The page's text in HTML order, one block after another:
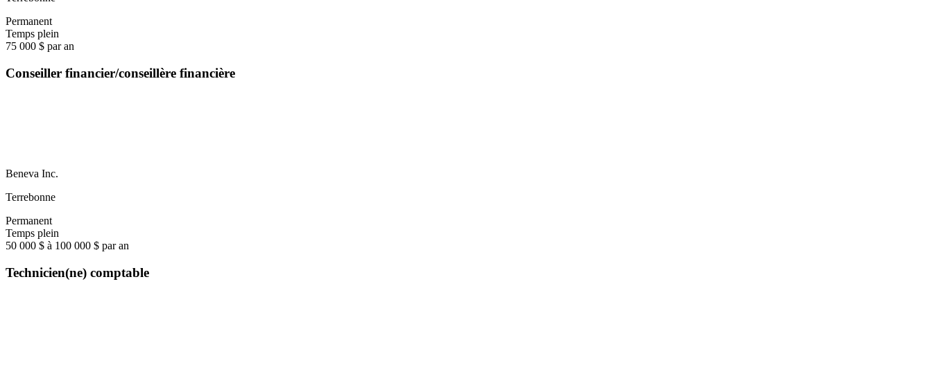
Permanent
Temps plein
75 000 $ par an
Conseiller financier/conseillère financière
Beneva Inc.
Terrebonne
Permanent
Temps plein
50 000 $ à 100 000 $ par an
Technicien(ne) comptable